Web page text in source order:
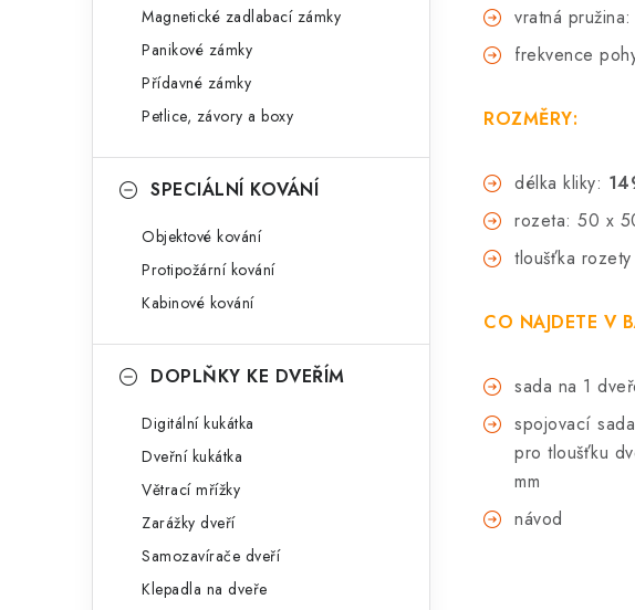
Magnetické zadlabací zámky
Panikové zámky
Přídavné zámky
Petlice, závory a boxy
SPECIÁLNÍ KOVÁNÍ
Objektové kování
Protipožární kování
Kabinové kování
DOPLŇKY KE DVEŘÍM
Digitální kukátka
Dveřní kukátka
Větrací mřížky
Zarážky dveří
Samozavírače dveří
Klepadla na dveře
vratná
frekvence
ROZMĚRY:
délka kliky:
rozeta: 50 x
tloušťka rozety
CO NAJDETE V
sada na 1
spojovací sada
pro tloušťku
mm
návod